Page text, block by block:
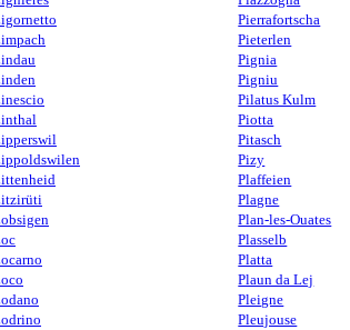
Pierrafortscha
Pieterlen
Pignia
Pigniu
Pilatus Kulm
Piotta
Pitasch
Pizy
Plaffeien
Plagne
Plan-les-Ouates
Plasselb
Platta
Plaun da Lej
Pleigne
Pleujouse